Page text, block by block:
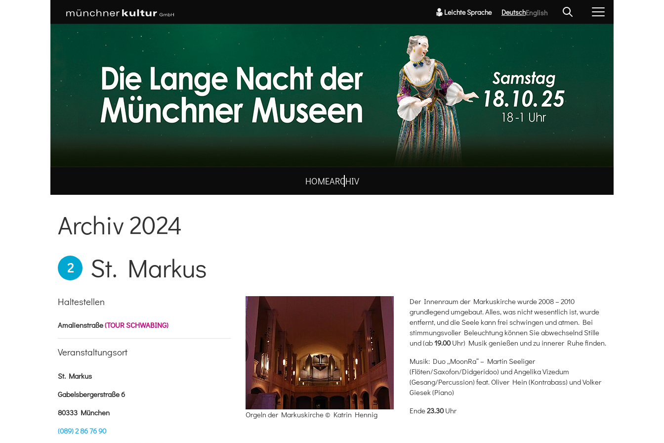
HOMEARCHIV
DeutschEnglish
Leichte Sprache
Archiv 2024
2 St. Markus
Haltestellen
Amalienstraße(TOUR SCHWABING)
Veranstaltungsort
St. Markus
Gabelsbergerstraße 6
80333 München
(089) 2 86 76 90
Orgeln der Markuskirche © Katrin Hennig
Der Innenraum der Markuskirche wurde 2008 – 2010
grundlegend umgebaut. Alles, was nicht wesentlich ist, wurde
entfernt, und die Seele kann frei schwingen und atmen. Bei
stimmungsvoller Beleuchtung können Sie abwechselnd Stille
und (ab19.00Uhr) Musik genießen und zu innerer Ruhe finden.
Musik: Duo „MoonRa“ – Martin Seeliger
(Flöten/Saxofon/Didgeridoo) und Angelika Vizedum
(Gesang/Percussion) feat. Oliver Hein (Kontrabass) und Volker
Giesek (Piano)
Ende23.30Uhr